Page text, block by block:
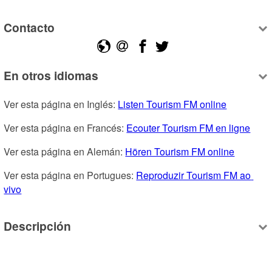
Contacto
En otros idiomas
Ver esta página en Inglés: Listen Tourism FM online
Ver esta página en Francés: Ecouter Tourism FM en ligne
Ver esta página en Alemán: Hören Tourism FM online
Ver esta página en Portugues: Reproduzir Tourism FM ao
vivo
Descripción